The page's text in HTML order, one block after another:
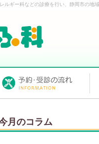
ギー科などの診療を行い、静岡市の地
月のコラム